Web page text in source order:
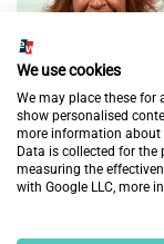
We use cookies
We may place these for
show personalised
more information about
Data is collected for
measuring the
with Google LLC, more